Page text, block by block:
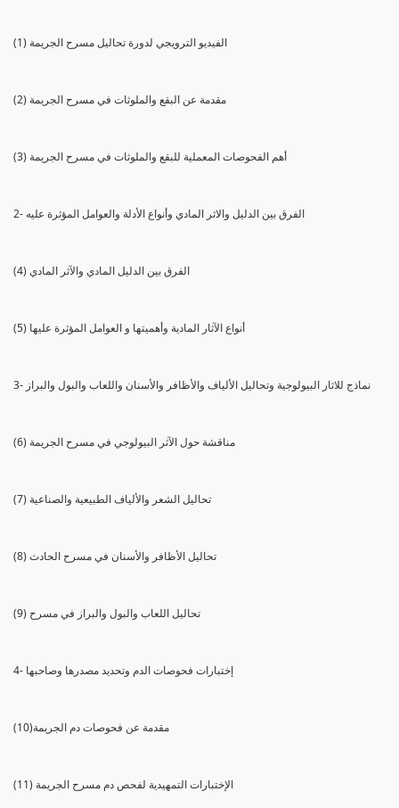
(1) الفيديو الترويجي لدورة تحاليل مسرح الجريمة
(2) مقدمة عن البقع والملوثات في مسرح الجريمة
(3) أهم الفحوصات المعملية للبقع والملوثات في مسرح الجريمة
2- الفرق بين الدليل والاثر المادي وأنواع الأدلة والعوامل المؤثرة عليه
(4) الفرق بين الدليل المادي والآثر المادي
(5) أنواع الآثار المادية وأهميتها و العوامل المؤثرة عليها
3- نماذج للاثار البيولوجية وتحاليل الألياف والأظافر والأسنان واللعاب والبول والبراز
(6) مناقشة حول الآثر البيولوجي في مسرح الجريمة
(7) تحاليل الشعر والألياف الطبيعية والصناعية
(8) تحاليل الأظافر والأسنان في مسرح الحادث
(9) تحاليل اللعاب والبول والبراز في مسرح
4- إختبارات فحوصات الدم وتحديد مصدرها وصاحبها
(10)مقدمة عن فحوصات دم الجريمة
(11) الإختبارات التمهيدية لفحص دم مسرح الجريمة